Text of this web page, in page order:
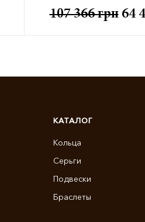
107 366грн 64
КАТАЛОГ
Кольца
Серьги
Подвески
Браслеты